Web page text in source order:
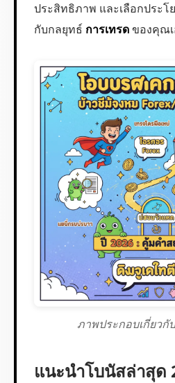
ประสิทธิภาพ และเลือกประ
กับกลยุทธ์ การเทรดของคุณเ
ภาพประกอบเกี่ยว
แนะนำโบนัสล่าสุด